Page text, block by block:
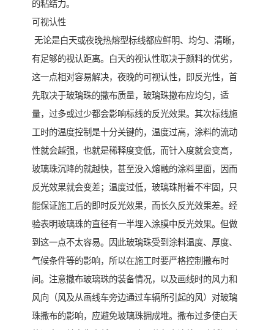
的粘结力。
可视认性
无论是白天或夜晚热熔型标线都应鲜明、均匀、清晰，
有足够的视认距离。白天的视认性取决于颜料的优劣，
这一点相对容易解决，夜晚的可视认性，即反光性，首
先取决于玻璃珠的撒布质量，玻璃珠撒布应均匀，适
量，过多或过少都会影响标线的反光效果。其次标线施
工时的温度控制是十分关键的，温度过高，涂料的流动
性就会越强，也就是稀释度变低，而针入度就会变高，
玻璃珠沉降的就越快，甚至没入熔融的涂料里面，因而
反光效果就会变差；温度过低，玻璃珠附着不牢固，只
能保证施工后的即时反光效果，而长久反光效果差。经
验表明玻璃珠的直径有一半埋入涂膜中反光效果。但做
到这一点不太容易。因此玻璃珠受到涂料温度、厚度、
气候条件等的影响，所以在施工时要严格控制撒布时
间。注意撒布玻璃珠的装备情况，以及画线时的风力和
风向（风及从画线车旁边通过车辆所引起的风）对玻璃
珠撒布的影响，应避免玻璃珠拥成堆。撒布过多使白天